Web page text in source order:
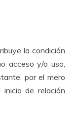
la condición
acceso y/o uso,
por el mero
de relación